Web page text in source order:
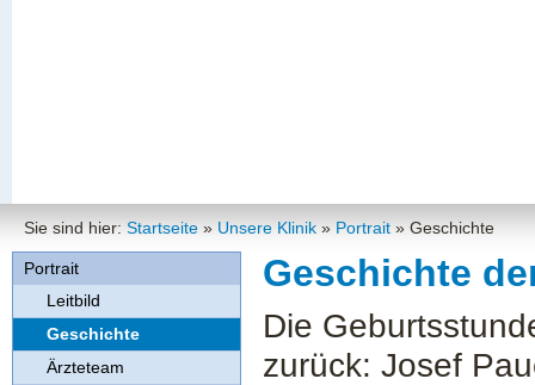
Sie sind hier: Startseite » Unsere Klinik » Portrait » Geschichte
Portrait
Leitbild
Geschichte
Ärzteteam
Geschichte
Die
zurück: Josef